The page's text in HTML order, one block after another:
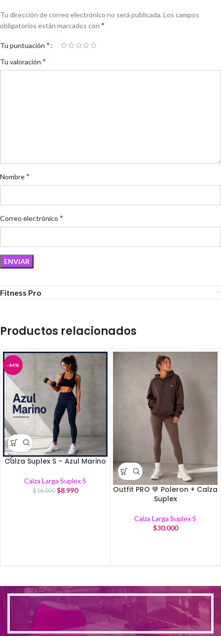
Tu dirección de correo electrónico no será publicada. Los campos
obligatorios están marcados con *
Tu puntuación *
Tu valoración *
Nombre*
Correo electrónico *
Fitness Pro
Productos relacionados
-44%
Calza Suplex S – Azul Marino
Calza Larga Suplex S
$16.000 $8.990
Outfit PRO 🤎 Poleron + Calza
Suplex
Calza Larga Suplex S
$30.000